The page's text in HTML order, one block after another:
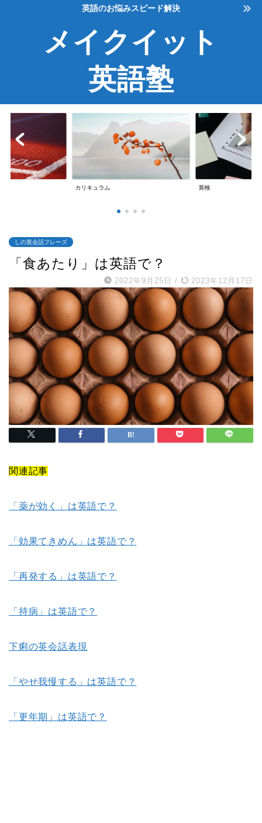
英語のお悩みスピード解決
メイクイット
英語塾
英検 英会話
しの英会話フレーズ
「食あたり」は英語で？
2022年9月25日 / 2023年12月17日
関連記事
「薬が効く」は英語で？
「効果てきめん」は英語で？
「再発する」は英語で？
「持病」は英語で？
下痢の英会話表現
「やせ我慢する」は英語で？
「更年期」は英語で？